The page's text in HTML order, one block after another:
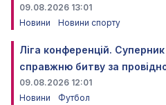
09.08.2026 13:01
Новини
Новини спорту
Ліга конференцій.
справжню битву за
09.08.2026 12:01
Новини
Футбол